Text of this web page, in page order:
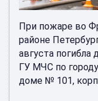
При пожаре во
районе
августа погибла
ГУ МЧС по
доме № 101,